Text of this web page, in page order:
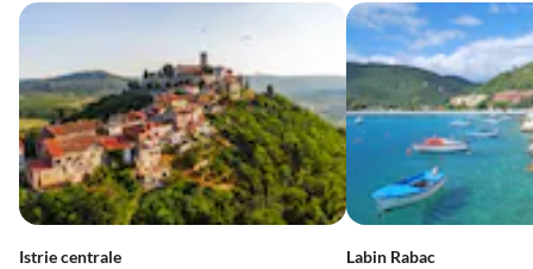
Istrie centrale Labin Rabac